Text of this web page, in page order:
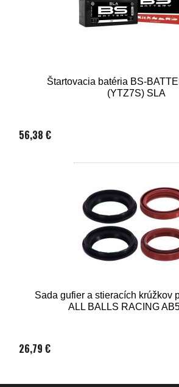
Štartovacia batéria BS-
(YTZ7S) SLA
56,38 €
Sada gufier a stieracích krúžkov
ALL BALLS RACING
26,79 €